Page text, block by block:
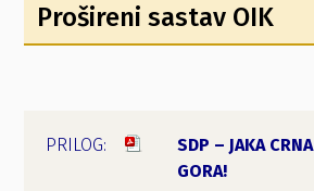
Prošireni sastav OIK
SDP – JAKA CRNA
GORA!